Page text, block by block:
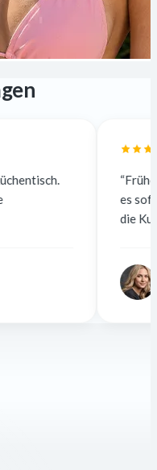
habe ich für 5 $ pro
sofort und kostenlos. Die
die Kunden merken keinen
Freiberufliche Designerin